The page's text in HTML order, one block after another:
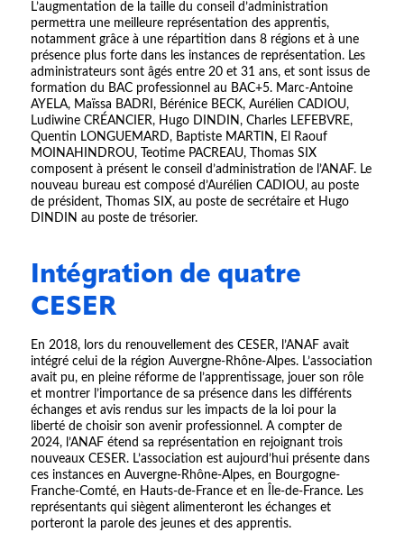
L’augmentation de la taille du conseil d’administration
permettra une meilleure représentation des apprentis,
notamment grâce à une répartition dans 8 régions et à une
présence plus forte dans les instances de représentation. Les
administrateurs sont âgés entre 20 et 31 ans, et sont issus de
formation du BAC professionnel au BAC+5. Marc-Antoine
AYELA, Maïssa BADRI, Bérénice BECK, Aurélien CADIOU,
Ludiwine CRÉANCIER, Hugo DINDIN, Charles LEFEBVRE,
Quentin LONGUEMARD, Baptiste MARTIN, El Raouf
MOINAHINDROU, Teotime PACREAU, Thomas SIX
composent à présent le conseil d’administration de l’ANAF. Le
nouveau bureau est composé d’Aurélien CADIOU, au poste
de président, Thomas SIX, au poste de secrétaire et Hugo
DINDIN au poste de trésorier.
Intégration de quatre
CESER
En 2018, lors du renouvellement des CESER, l’ANAF avait
intégré celui de la région Auvergne-Rhône-Alpes. L’association
avait pu, en pleine réforme de l’apprentissage, jouer son rôle
et montrer l’importance de sa présence dans les différents
échanges et avis rendus sur les impacts de la loi pour la
liberté de choisir son avenir professionnel. A compter de
2024, l’ANAF étend sa représentation en rejoignant trois
nouveaux CESER. L’association est aujourd’hui présente dans
ces instances en Auvergne-Rhône-Alpes, en Bourgogne-
Franche-Comté, en Hauts-de-France et en Île-de-France. Les
représentants qui siègent alimenteront les échanges et
porteront la parole des jeunes et des apprentis.